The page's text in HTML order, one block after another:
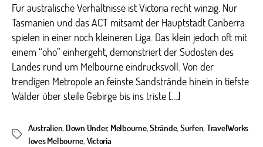
Für australische Verhältnisse ist Victoria recht winzig. Nur
Tasmanien und das ACT mitsamt der Hauptstadt Canberra
spielen in einer noch kleineren Liga. Das klein jedoch oft mit
einem “oho” einhergeht, demonstriert der Südosten des
Landes rund um Melbourne eindrucksvoll. Von der
trendigen Metropole an feinste Sandstrände hinein in tiefste
Wälder über steile Gebirge bis ins triste […]
Schlagwörter
Australien, Down Under, Melbourne,Strände, Surfen, TravelWorks
loves Melbourne, Victoria